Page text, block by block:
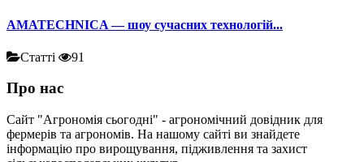
AMATECHNICA — шоу сучасних технологій...
Статті 91
Про нас
Сайт "Агрономія сьогодні" - агрономічний довідник для
фермерів та агрономів. На нашому сайті ви знайдете
інформацію про вирощування, підживлення та захист